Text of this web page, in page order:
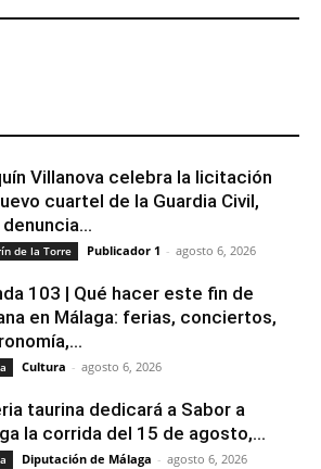
Villanova celebra la licitación
cuartel de la Guardia Civil,
de la Torre Publicador 1 - agosto 6, 2026
103 | Qué hacer este fin de
en Málaga: ferias, conciertos,
Cultura - agosto 6, 2026
taurina dedicará a Sabor a
la corrida del 15 de agosto,...
Diputación de Málaga - agosto 6, 2026